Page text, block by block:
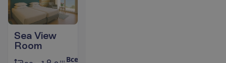
Sea View
Room
Все